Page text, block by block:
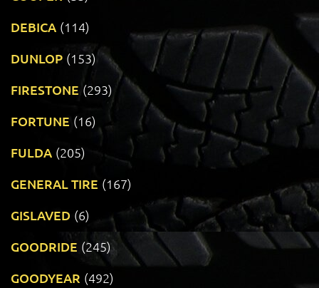
DEBICA (114)
DUNLOP (153)
FIRESTONE (293)
FORTUNE (16)
FULDA (205)
GENERAL TIRE (167)
GISLAVED (6)
GOODRIDE (245)
GOODYEAR (492)